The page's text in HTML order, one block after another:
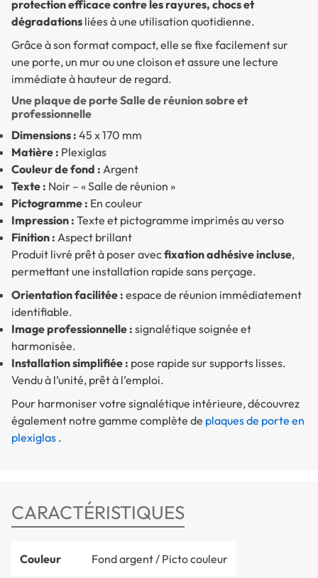
protection efficace contre les rayures, chocs et
dégradations liées à une utilisation quotidienne.
Grâce à son format compact, elle se fixe facilement sur
une porte, un mur ou une cloison et assure une lecture
immédiate à hauteur de regard.
Une plaque de porte Salle de réunion sobre et
professionnelle
Dimensions : 45 x 170 mm
Matière : Plexiglas
Couleur de fond : Argent
Texte : Noir – « Salle de réunion »
Pictogramme : En couleur
Impression : Texte et pictogramme imprimés au verso
Finition : Aspect brillant
Produit livré prêt à poser avecfixation adhésive incluse,
permettant une installation rapide sans perçage.
Orientation facilitée : espace de réunion immédiatement
identifiable.
Image professionnelle : signalétique soignée et
harmonisée.
Installation simplifiée : pose rapide sur supports lisses.
Vendu à l’unité, prêt à l’emploi.
Pour harmoniser votre signalétique intérieure, découvrez
également notre gamme complète de plaques de porte en
plexiglas .
CARACTÉRISTIQUES
Couleur Fond argent / Picto couleur